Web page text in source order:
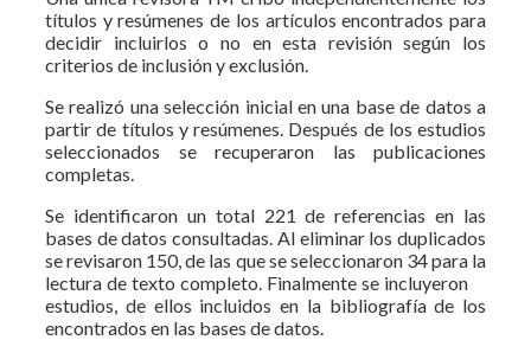
títulos y resúmenes de los artículos encontrados para
decidir incluirlos o no en esta revisión según los
criterios de inclusión y exclusión.
Se realizó una selección inicial en una base de datos a
partir de títulos y resúmenes. Después de los estudios
seleccionados se recuperaron las publicaciones
completas.
Se identificaron un total 221 de referencias en las
bases de datos consultadas. Al eliminar los duplicados
se revisaron 150, de las que se seleccionaron 34 para la
lectura de texto completo. Finalmente se incluyeron
estudios, de ellos incluidos en la bibliografía de los
encontrados en las bases de datos.